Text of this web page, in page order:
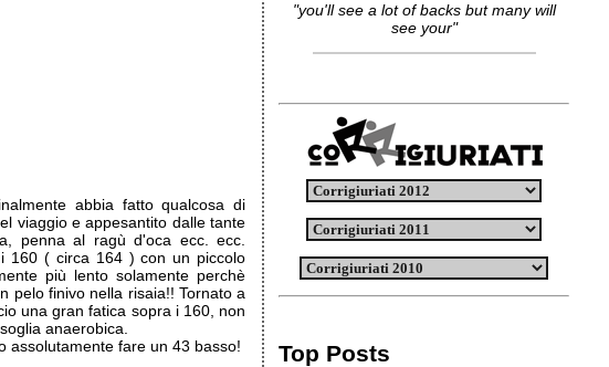
abbia fatto qualcosa di
viaggio e appesantito dalle tante
penna al ragù d'oca ecc. ecc.
160 ( circa 164 ) con un piccolo
più lento solamente perchè
pelo finivo nella risaia!! Tornato a
una gran fatica sopra i 160, non
anaerobica.
assolutamente fare un 43 basso!
"you'll see a lot of backs but many will
see your"
Top Posts